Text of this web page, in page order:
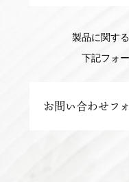
製品に関す
下記フォ
お問い合わせフ